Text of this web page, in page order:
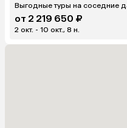
Выгодные туры на соседние
от 2 219 650 ₽
2 окт. - 10 окт., 8 н.